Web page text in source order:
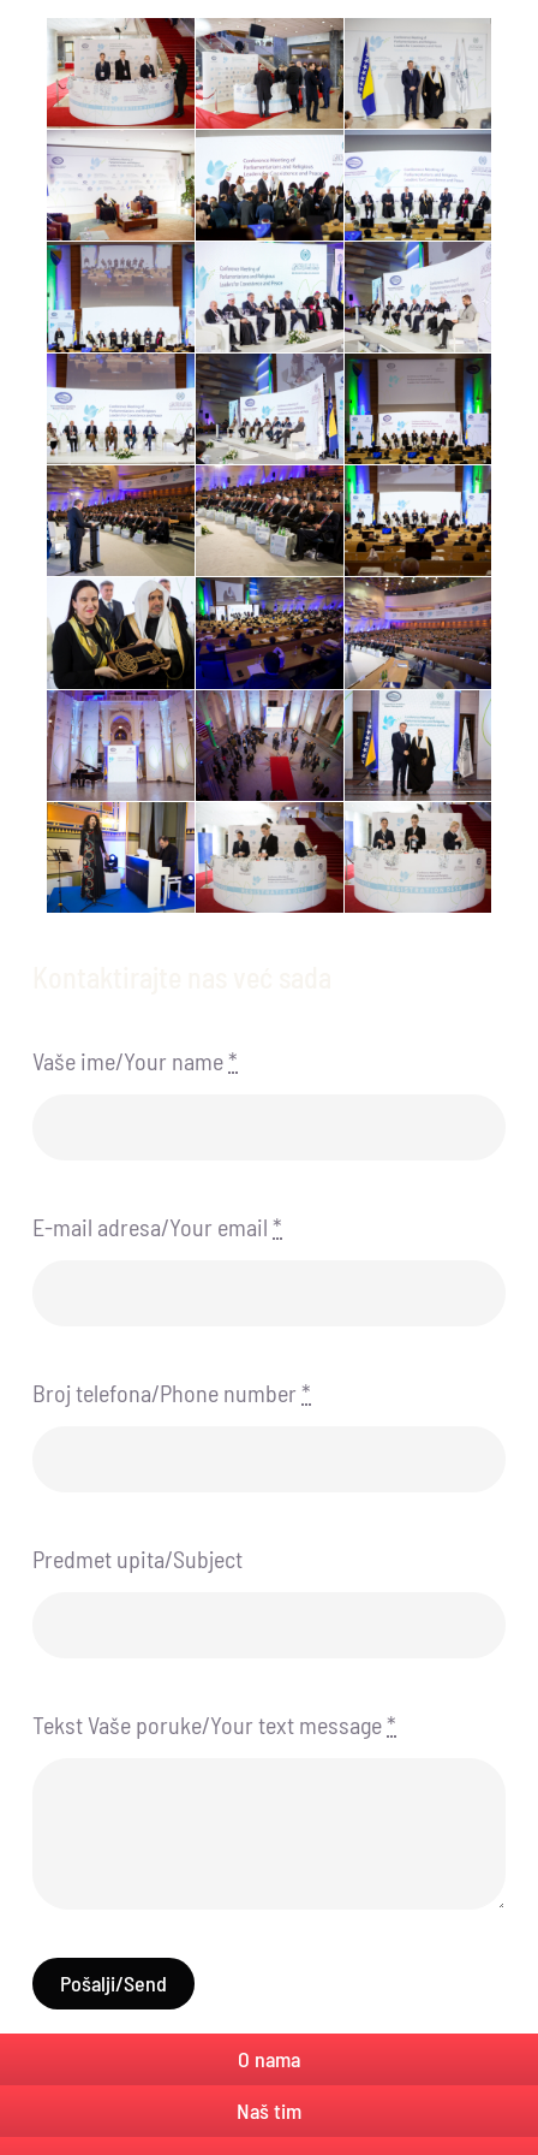
Vaše ime/Your name *
E-mail adresa/Your email *
Broj telefona/Phone number *
Predmet upita/Subject
Tekst Vaše poruke/Your text message *
Pošalji/Send
O nama
Naš tim